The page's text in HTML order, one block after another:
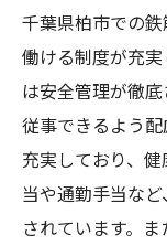
千葉県柏市での
働ける制度が充
は安全管理が徹
従事できるよう
充実しており、
当や通勤手当な
されています。